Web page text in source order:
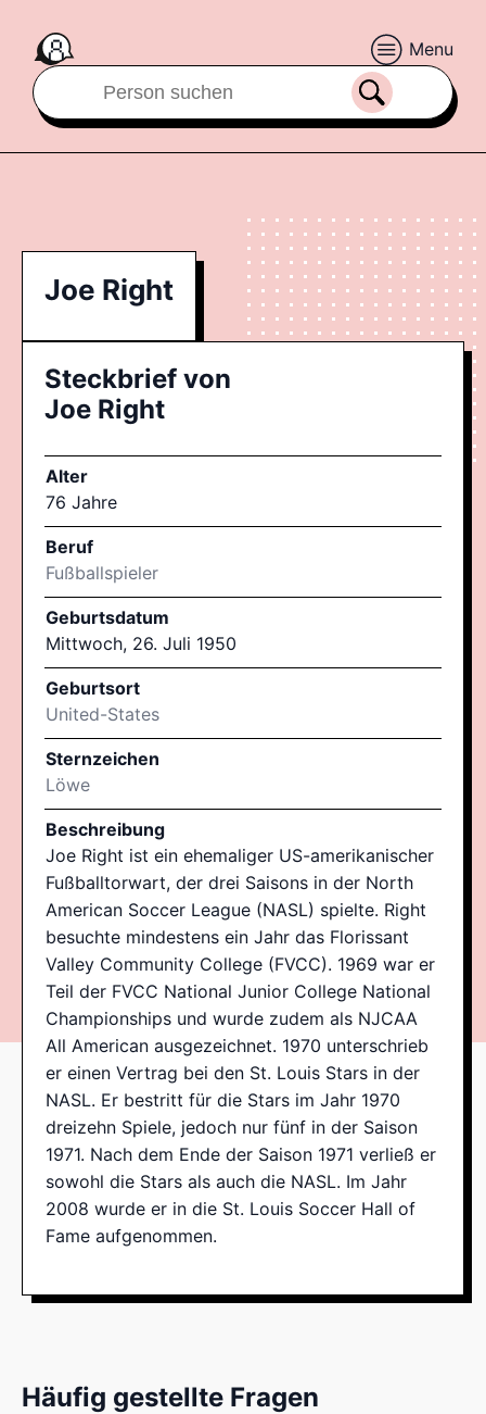
Menu
Joe Right
Steckbrief von
Joe Right
Alter
76 Jahre
Beruf
Fußballspieler
Geburtsdatum
Mittwoch, 26. Juli 1950
Geburtsort
United-States
Sternzeichen
Löwe
Beschreibung
Joe Right ist ein ehemaliger US-amerikanischer
Fußballtorwart, der drei Saisons in der North
American Soccer League (NASL) spielte. Right
besuchte mindestens ein Jahr das Florissant
Valley Community College (FVCC). 1969 war er
Teil der FVCC National Junior College National
Championships und wurde zudem als NJCAA
All American ausgezeichnet. 1970 unterschrieb
er einen Vertrag bei den St. Louis Stars in der
NASL. Er bestritt für die Stars im Jahr 1970
dreizehn Spiele, jedoch nur fünf in der Saison
1971. Nach dem Ende der Saison 1971 verließ er
sowohl die Stars als auch die NASL. Im Jahr
2008 wurde er in die St. Louis Soccer Hall of
Fame aufgenommen.
Häufig gestellte Fragen